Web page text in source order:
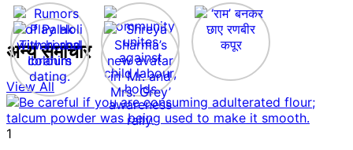
अन्य समाचार
View All
1